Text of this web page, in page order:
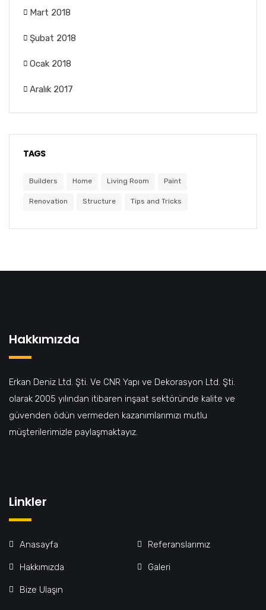
Mart 2018
Şubat 2018
Ocak 2018
Aralık 2017
TAGS
Builders Home Living Room Paint
Renovation Structure Tips and Tricks
Hakkımızda
Erkan Deniz Ltd. Şti. Ve CNR Yapı ve Dekorasyon Ltd. Şti.
olarak 2005 yılından itibaren inşaat sektöründe kalite ve
güvenden ödün vermeden kazanımlarımızı mutlu
müşterilerimizle paylaşmaktayız.
Linkler
Anasayfa Referanslarımız
Hakkımızda Galeri
Bize Ulaşın